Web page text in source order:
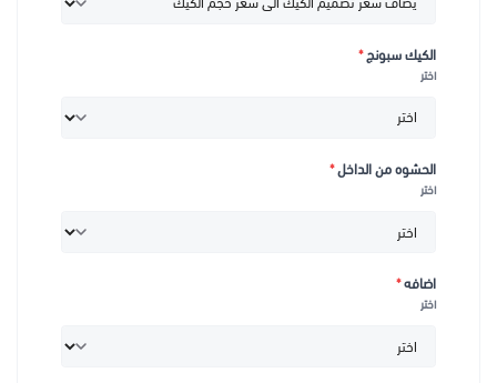
بإمكانكم طلب الكيك قبل يوم او اكثر من يوم الاستلام
كيك قطر(6 او 8 او 10انش طبقة) ارتفاع 8 سم
مع حلويات أفندينا، يمكنك بسهولة
وإبداعية تلبي جميع رغباتك وتضمن لك تجربة مميزة ومبهجة.
الكيك سبونج*
اختر
الحشوه من الداخل*
اختر
اضافه*
اختر